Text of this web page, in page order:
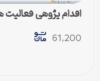
اقدام پژوهی
61,200